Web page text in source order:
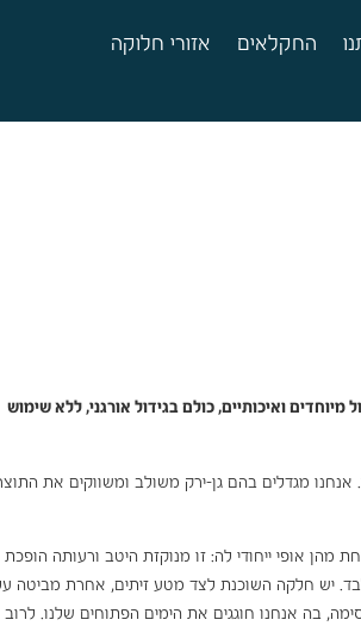
החקלאים
אזורי חלוקה
סוגים שונים של ירקות ועשבי תיבול מיוחדים ואיכותיים, כולם בגידול אורגני, ללא שימוש
אנחנו מגדלים בהם גן-ירק משולב ומשווקים את
אופי ייחודי לה: זו מנוקזת היטב ורעותה הופכת
יש חלקה השוכנת לצד מטע זיתים, אחרת מביטה
בה אנחנו חוגגים את הימים הפתוחים שלנו. לרוב